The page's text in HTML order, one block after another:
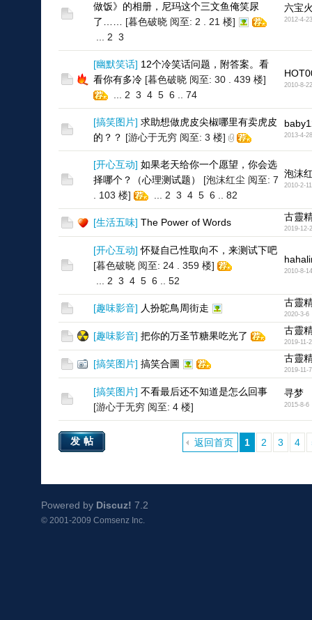
做饭》的相册，尼玛这个三文鱼俺笑尿
了……
[暮色破晓 阅至: 2 . 21 楼]
2 3
六宝
2012-4-23
[幽默笑话] 12个冷笑话问题，附答案。看
看你有多冷 [暮色破晓 阅至: 30 . 439 楼]
2 3 4 5 6 74
2010-8-22
[搞笑图片] 求助想做虎皮尖椒哪里有卖虎皮
的？？ [游心于无穷 阅至: 3 楼] 2013-4-28
[开心互动] 如果老天给你一个愿望，你会选
择哪个？（心理测试题）
[泡沫红尘 阅至: 7
. 103 楼]
2 3 4 5 6 82
泡沫
2010-2-11
[生活五味] The Power of Words 古靈
2019-12-
[开心互动] 怀疑自己性取向不，来测试下吧
[暮色破晓 阅至: 24 . 359 楼]
2 3 4 5 6 52
2010-8-14
[趣味影音] 人扮鴕鳥周街走 古靈
2020-3-6
[趣味影音] 把你的万圣节糖果吃光了 古靈
2019-11-
[搞笑图片] 搞笑合圖 古靈
2019-11-7
[搞笑图片] 不看最后还不知道是怎么回事
[游心于无穷 阅至: 4 楼]
寻梦
2015-8-6
1 2 3 4
返回首页
发帖
Powered by Discuz! 7.2
© 2001-2009 Comsenz Inc.